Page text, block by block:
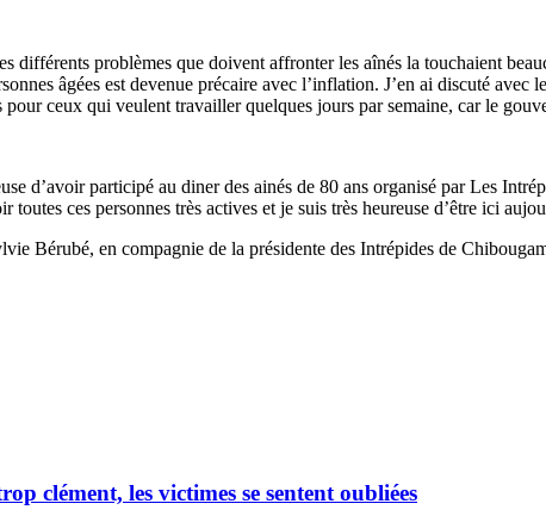
différents problèmes que doivent affronter les aînés la touchaient
âgées est devenue précaire avec l’inflation. J’en ai discuté
ceux qui veulent travailler quelques jours par semaine, car le
d’avoir participé au diner des ainés de 80 ans organisé par Les
ces personnes très actives et je suis très heureuse d’être ici
Bérubé, en compagnie de la présidente des Intrépides de
clément, les victimes se sentent oubliées